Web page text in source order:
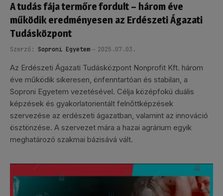
A tudás fája termőre fordult – három éve
működik eredményesen az Erdészeti Ágazati
Tudásközpont
Szerző: Soproni Egyetem 2025.07.03.
Az Erdészeti Ágazati Tudásközpont Nonprofit Kft. három
éve működik sikeresen, önfenntartóan és stabilan, a
Soproni Egyetem vezetésével. Célja középfokú duális
képzések és gyakorlatorientált felnőttképzések
szervezése az erdészeti ágazatban, valamint az innováció
ösztönzése. A szervezet mára a hazai agrárium egyik
meghatározó szakmai bázisává vált.